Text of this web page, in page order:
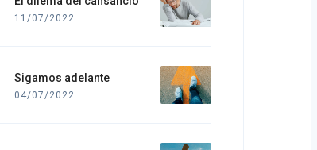
11/07/2022
Sigamos adelante
04/07/2022